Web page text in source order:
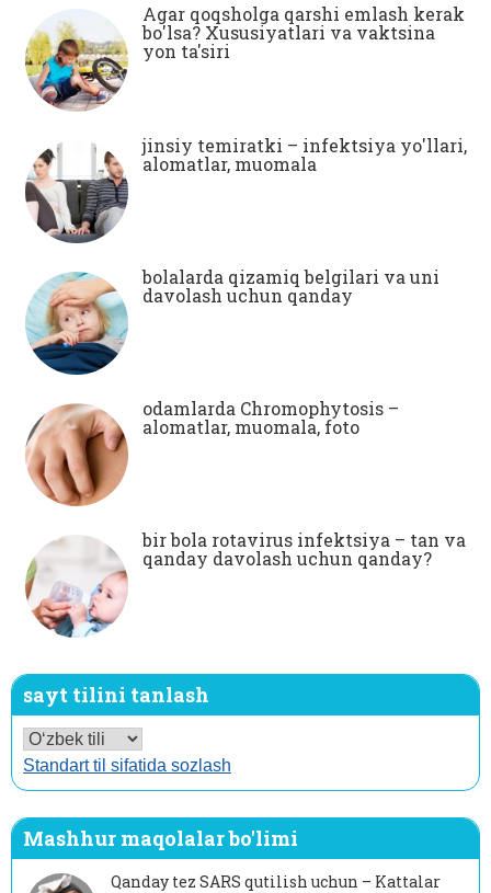
Agar qoqsholga qarshi emlash kerak
bo'lsa? Xususiyatlari va vaktsina
yon ta'siri
jinsiy temiratki – infektsiya yo'llari,
alomatlar, muomala
bolalarda qizamiq belgilari va uni
davolash uchun qanday
odamlarda Chromophytosis –
alomatlar, muomala, foto
bir bola rotavirus infektsiya – tan va
qanday davolash uchun qanday?
sayt tilini tanlash
Standart til sifatida sozlash
Mashhur maqolalar bo'limi
Qanday tez SARS qutilish uchun – Kattalar